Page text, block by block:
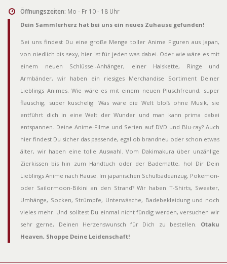
Öffnungszeiten: Mo - Fr 10 - 18 Uhr
Dein Sammlerherz hat bei uns ein neues Zuhause gefunden!
Bei uns findest Du eine große Menge toller Anime Figuren aus Japan,
von niedlich bis sexy, hier ist für jeden was dabei. Oder wie wäre es mit
einem neuen Schlüssel-Anhänger, einer Halskette, Ringe und
Armbänder, wir haben ein riesiges Merchandise Sortiment Deiner
Lieblings Animes. Wie wäre es mit einem neuen Plüschfreund, super
flauschig, super kuschelig! Was wäre die Welt bloß ohne Musik, sie
entführt dich in eine Welt der Wunder und man kann prima dabei
entspannen. Deine Anime-Filme und Serien auf DVD und Blu-ray? Auch
hier findest Du sicher das passende, egal ob brandneu oder schon etwas
älter, wir haben eine tolle Auswahl. Vom Dakimakura über unzählige
Zierkissen bis hin zum Handtuch oder der Badematte, hol Dir Dein
Lieblings Anime nach Hause. Im japanischen Schulbadeanzug, Pokemon-
oder Sailormoon-Bikini an den Strand? Wir haben T-Shirts, Sweater,
Umhänge, Socken, Strümpfe, Unterwäsche, Badebekleidung und noch
vieles mehr. Und solltest Du einmal nicht fündig werden, versuchen wir
sehr gerne, Deinen Herzenswunsch für Dich zu bestellen. Otaku
Heaven, Shoppe Deine Leidenschaft!